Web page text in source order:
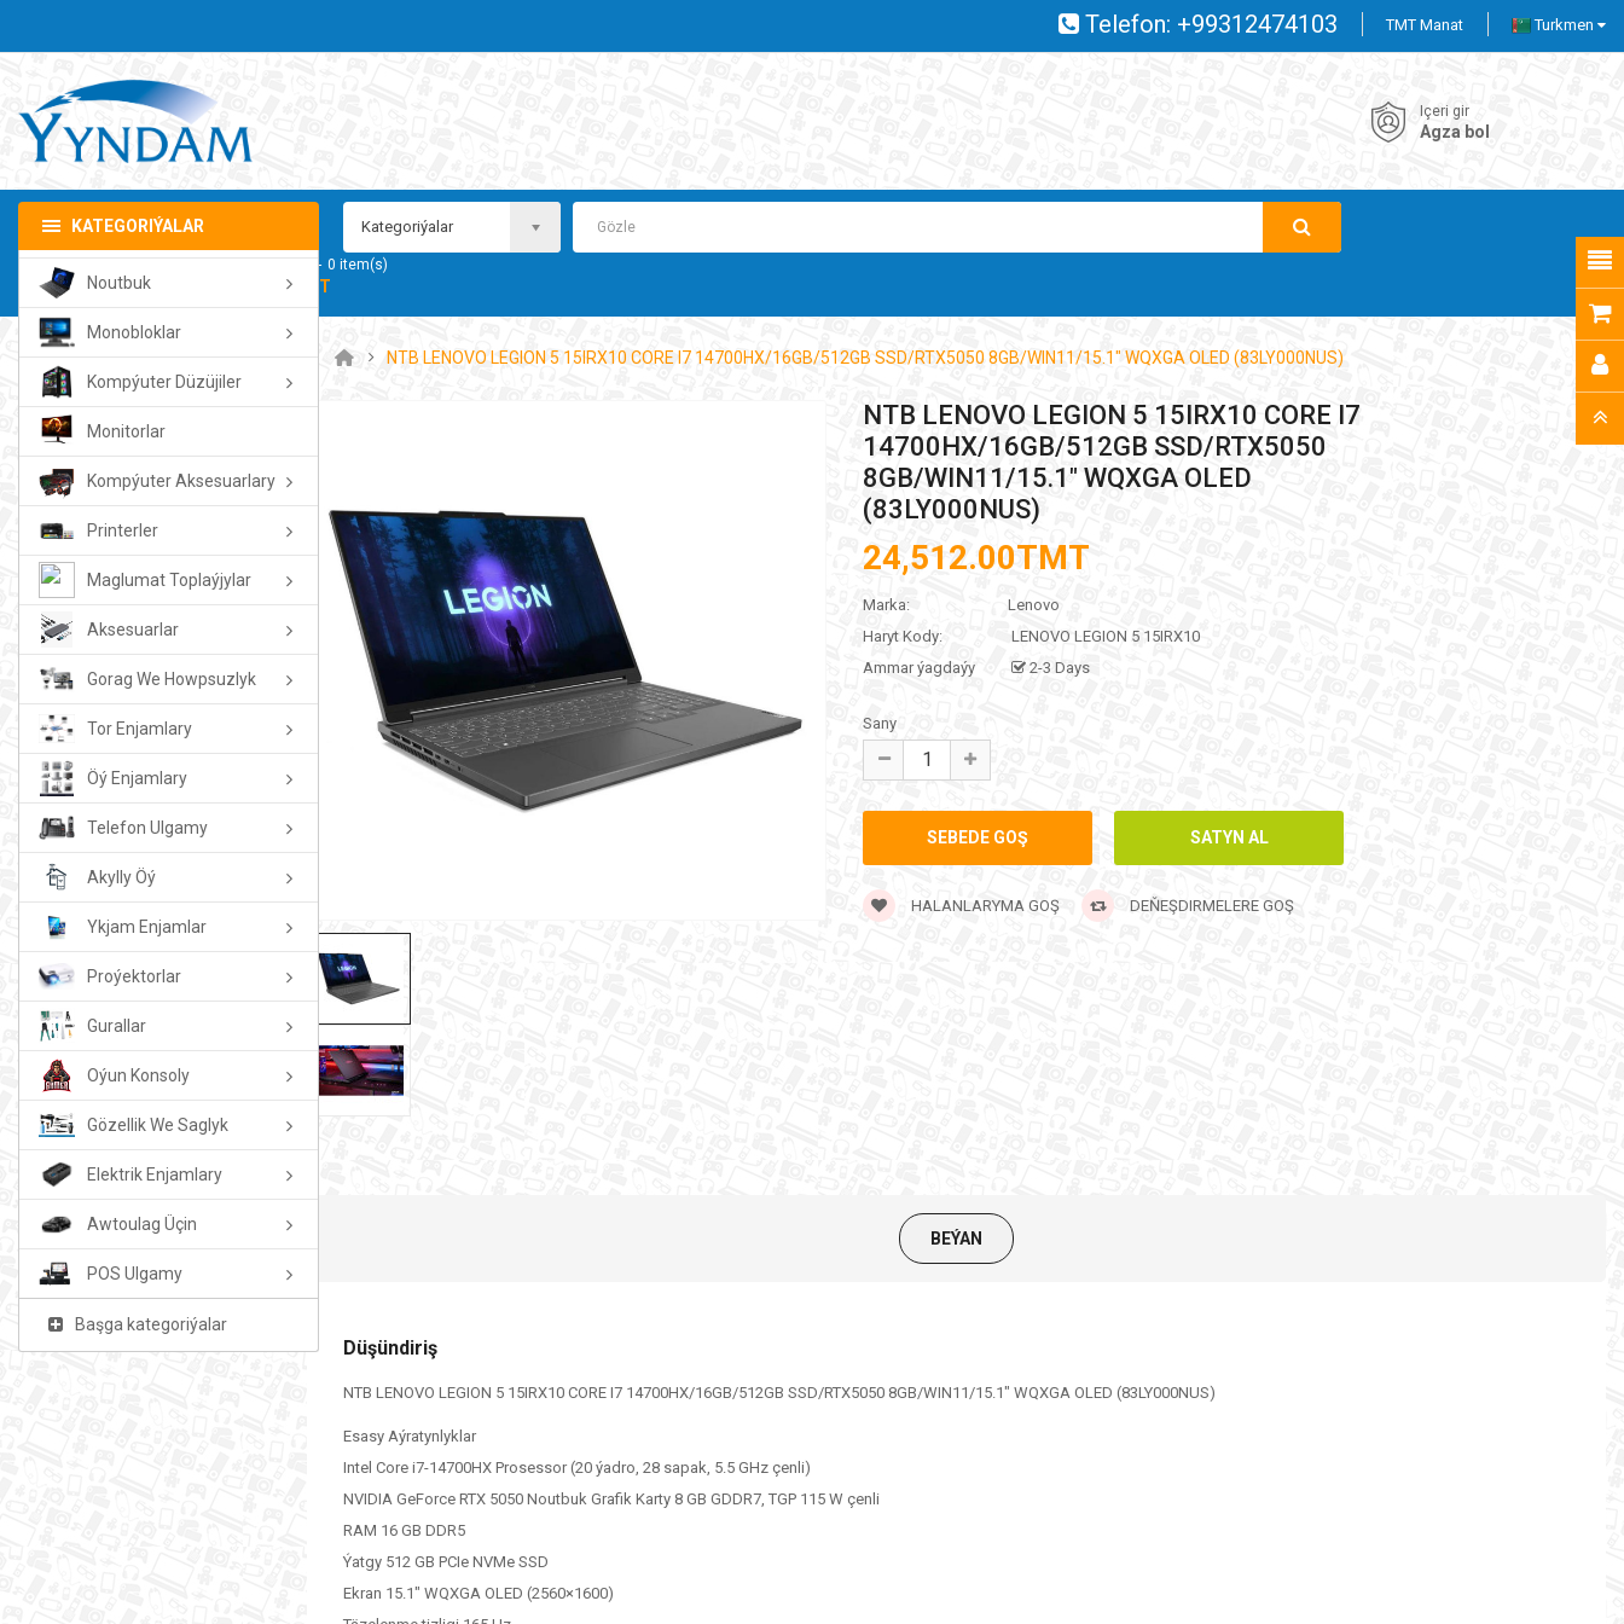
TMT Manat Turkmen
Telefon: +99312474103
Içeri gir
Agza bol
KATEGORIÝALAR
Noutbuk
Monobloklar
Kompýuter Düzüjiler
Monitorlar
Kompýuter Aksesuarlary
Printerler
Maglumat Toplaýjylar
Aksesuarlar
Gorag We Howpsuzlyk
Tor Enjamlary
Öý Enjamlary
Telefon Ulgamy
Akylly Öý
Ykjam Enjamlar
Proýektorlar
Gurallar
Oýun Konsoly
Gözellik We Saglyk
Elektrik Enjamlary
Awtoulag Üçin
POS Ulgamy
Başga kategoriýalar
Kategoriýalar
0 item(s)
- 0.00TMT
NTB LENOVO LEGION 5 15IRX10 CORE I7 14700HX/16GB/512GB SSD/RTX5050 8GB/WIN11/15.1" WQXGA OLED (83LY000NUS)
NTB LENOVO LEGION 5 15IRX10 CORE I7
14700HX/16GB/512GB SSD/RTX5050
8GB/WIN11/15.1" WQXGA OLED
(83LY000NUS)
24,512.00TMT
Marka:
Lenovo
Haryt Kody:
LENOVO LEGION 5 15IRX10
Ammar ýagdaýy
2-3 Days
Sany
HALANLARYMA GOŞ DEŇEŞDIRMELERE GOŞ
BEÝAN
Düşündiriş
NTB LENOVO LEGION 5 15IRX10 CORE I7 14700HX/16GB/512GB SSD/RTX5050 8GB/WIN11/15.1" WQXGA OLED (83LY000NUS)
Esasy Aýratynlyklar
Intel Core i7-14700HX Prosessor (20 ýadro, 28 sapak, 5.5 GHz çenli)
NVIDIA GeForce RTX 5050 Noutbuk Grafik Karty 8 GB GDDR7, TGP 115 W çenli
RAM 16 GB DDR5
Ýatgy 512 GB PCIe NVMe SSD
Ekran 15.1" WQXGA OLED (2560×1600)